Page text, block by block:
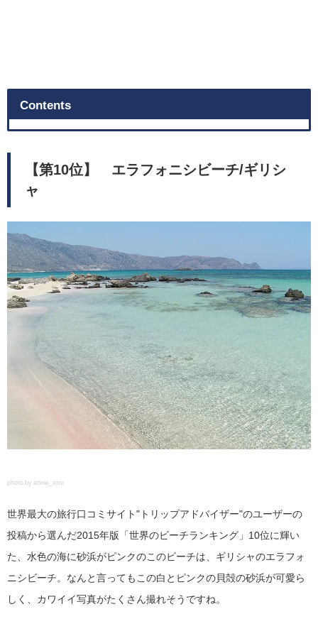
Contents
【第10位】 エラフォニシビーチ/ギリシ
ャ
photo by annie_stru
世界最大の旅行口コミサイト"トリップアドバイザー"のユーザーの
投稿から選んだ2015年版「世界のビーチランキング」10位に輝い
た、水色の海に砂浜がピンクのこのビーチは、ギリシャのエラフォ
ニシビーチ。なんと言ってもこの白とピンクの貝殻の砂浜が可愛ら
しく、カワイイ写真がたくさん撮れそうですね。